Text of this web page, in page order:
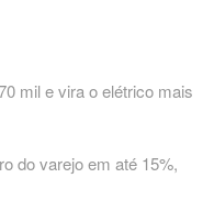
mil e vira o elétrico mais
do varejo em até 15%,